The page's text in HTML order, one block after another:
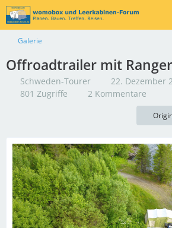
Galerie
Offroadtrailer mit
Schweden-Tourer
22. Dezember
801 Zugriffe
2 Kommentare